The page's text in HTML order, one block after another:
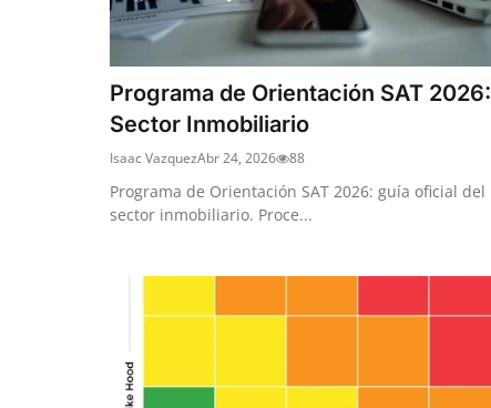
Programa de Orientación SAT 2026:
Sector Inmobiliario
Isaac VazquezAbr 24, 2026 88
Programa de Orientación SAT 2026: guía oficial del
sector inmobiliario. Proce...